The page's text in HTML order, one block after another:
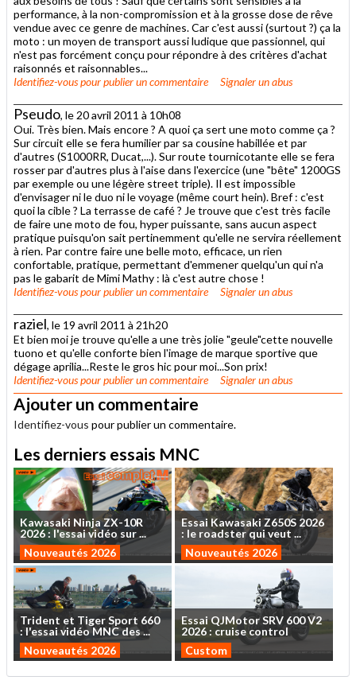
performance, à la non-compromission et à la grosse dose de rêve
vendue avec ce genre de machines. Car c'est aussi (surtout ?) ça la
moto : un moyen de transport aussi ludique que passionnel, qui
n'est pas forcément conçu pour répondre à des critères d'achat
raisonnés et raisonnables...
Identifiez-vouspour publier un commentaire Signaler un abus
Pseudo, le 20 avril 2011 à 10h08
Oui. Très bien. Mais encore ? A quoi ça sert une moto comme ça ?
Sur circuit elle se fera humilier par sa cousine habillée et par
d'autres (S1000RR, Ducat,...). Sur route tournicotante elle se fera
rosser par d'autres plus à l'aise dans l'exercice (une "bête" 1200GS
par exemple ou une légère street triple). Il est impossible
d'envisager ni le duo ni le voyage (même court hein). Bref : c'est
quoi la cible ? La terrasse de café ? Je trouve que c'est très facile
de faire une moto de fou, hyper puissante, sans aucun aspect
pratique puisqu'on sait pertinemment qu'elle ne servira réellement
à rien. Par contre faire une belle moto, efficace, un rien
confortable, pratique, permettant d'emmener quelqu'un qui n'a
pas le gabarit de Mimi Mathy : là c'est autre chose !
Identifiez-vouspour publier un commentaire Signaler un abus
raziel, le 19 avril 2011 à 21h20
Et bien moi je trouve qu'elle a une très jolie "geule"cette nouvelle
tuono et qu'elle conforte bien l'image de marque sportive que
dégage aprilia...Reste le gros hic pour moi...Son prix!
Identifiez-vouspour publier un commentaire Signaler un abus
Ajouter un commentaire
Identifiez-vous pour publier un commentaire.
Les derniers essais MNC
Kawasaki NinjaZX-10R
2026: l'essaividéo sur...
Nouveautés 2026
Essai KawasakiZ650S 2026
: le roadsterquiveut ...
Nouveautés 2026
Trident et TigerSport 660
: l'essaividéoMNCdes...
Nouveautés 2026
EssaiQJMotorSRV 600V2
2026 : cruise control
Custom